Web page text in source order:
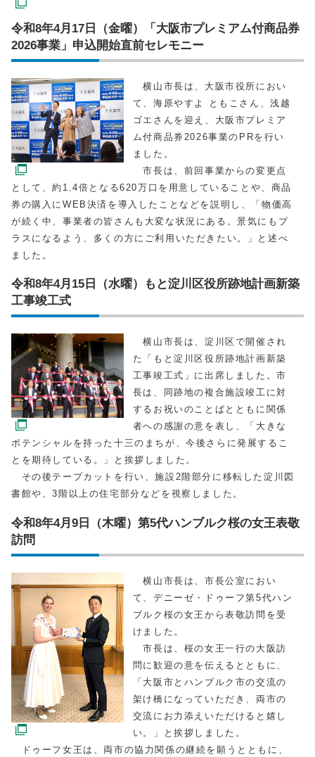
令和8年4月17日（金曜）「大阪市プレミアム付商品券
2026事業」申込開始直前セレモニー
横山市長は、大阪市役所におい
て、海原やすよ ともこさん、浅越
ゴエさんを迎え、大阪市プレミア
ム付商品券2026事業のPRを行い
ました。
市長は、前回事業からの変更点
として、約1.4倍となる620万口を用意していることや、商品
券の購入にWEB決済を導入したことなどを説明し、「物価高
が続く中、事業者の皆さんも大変な状況にある。景気にもプ
ラスになるよう、多くの方にご利用いただきたい。」と述べ
ました。
令和8年4月15日（水曜）もと淀川区役所跡地計画新築
工事竣工式
横山市長は、淀川区で開催され
た「もと淀川区役所跡地計画新築
工事竣工式」に出席しました。市
長は、同跡地の複合施設竣工に対
するお祝いのことばとともに関係
者への感謝の意を表し、「大きな
ポテンシャルを持った十三のまちが、今後さらに発展するこ
とを期待している。」と挨拶しました。
その後テープカットを行い、施設2階部分に移転した淀川図
書館や、3階以上の住宅部分などを視察しました。
令和8年4月9日（木曜）第5代ハンブルク桜の女王表敬
訪問
横山市長は、市長公室におい
て、デニーゼ・ドゥーフ第5代ハン
ブルク桜の女王から表敬訪問を受
けました。
市長は、桜の女王一行の大阪訪
問に歓迎の意を伝えるとともに、
「大阪市とハンブルク市の交流の
架け橋になっていただき、両市の
交流にお力添えいただけると嬉し
い。」と挨拶しました。
ドゥーフ女王は、両市の協力関係の継続を願うとともに、